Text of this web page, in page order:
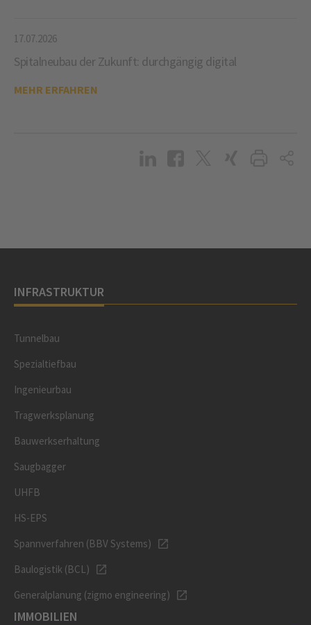
17.07.2026
Spitalneubau der Zukunft: durchgängig digital
MEHR ERFAHREN
INFRASTRUKTUR
Tunnelbau
Spezialtiefbau
Ingenieurbau
Tragwerksplanung
Bauwerkserhaltung
Saugbagger
UHFB
HS-EPS
Spannverfahren (BBV Systems)
Baulogistik (BCL)
Generalplanung (zigmo engineering)
IMMOBILIEN